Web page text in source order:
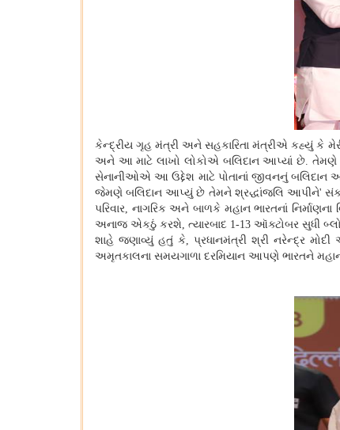
કેન્દ્રીય ગૃહ મંત્રી અને સહકારિતા મંત્રીએ કહ્યું કે
અને આ માટે લાખો લોકોએ બલિદાન આપ્યાં છે. તેમણે
સેનાનીઓએ આ ઉદ્દેશ માટે પોતાનાં જીવનનું બલિદાન
જેમણે બલિદાન આપ્યું છે તેમને શ્રદ્ધાંજલિ આપીને'
પરિવાર, નાગરિક અને બાળકે મહાન ભારતનાં
અનાજ એકઠું કરશે, ત્યારબાદ 1-13 ઑક્ટોબર સુધી
શાહે જણાવ્યું હતું કે, પ્રધાનમંત્રી શ્રી નરેન્દ્ર
અમૃતકાલના સમયગાળા દરમિયાન આપણે ભારતને